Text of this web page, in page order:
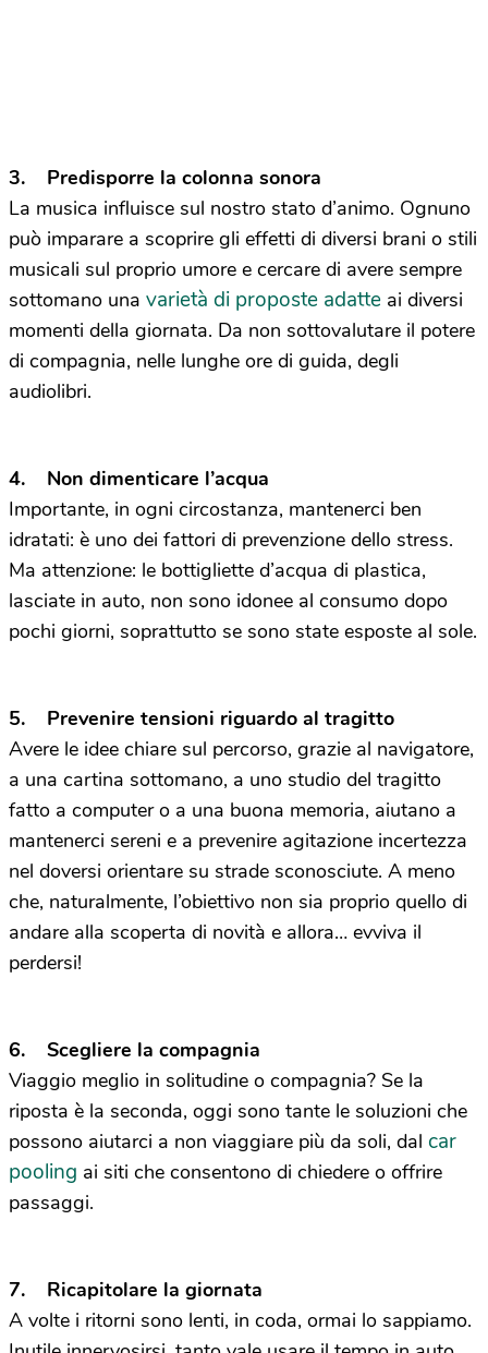
3. Predisporre la colonna sonora
La musica influisce sul nostro stato d’animo. Ognuno
può imparare a scoprire gli effetti di diversi brani o stili
musicali sul proprio umore e cercare di avere sempre
sottomano una varietà di proposte adatte ai diversi
momenti della giornata. Da non sottovalutare il potere
di compagnia, nelle lunghe ore di guida, degli
audiolibri.
4. Non dimenticare l’acqua
Importante, in ogni circostanza, mantenerci ben
idratati: è uno dei fattori di prevenzione dello stress.
Ma attenzione: le bottigliette d’acqua di plastica,
lasciate in auto, non sono idonee al consumo dopo
pochi giorni, soprattutto se sono state esposte al sole.
5. Prevenire tensioni riguardo al tragitto
Avere le idee chiare sul percorso, grazie al navigatore,
a una cartina sottomano, a uno studio del tragitto
fatto a computer o a una buona memoria, aiutano a
mantenerci sereni e a prevenire agitazione incertezza
nel doversi orientare su strade sconosciute. A meno
che, naturalmente, l’obiettivo non sia proprio quello di
andare alla scoperta di novità e allora… evviva il
perdersi!
6. Scegliere la compagnia
Viaggio meglio in solitudine o compagnia? Se la
riposta è la seconda, oggi sono tante le soluzioni che
possono aiutarci a non viaggiare più da soli, dal car
pooling ai siti che consentono di chiedere o offrire
passaggi.
7. Ricapitolare la giornata
A volte i ritorni sono lenti, in coda, ormai lo sappiamo.